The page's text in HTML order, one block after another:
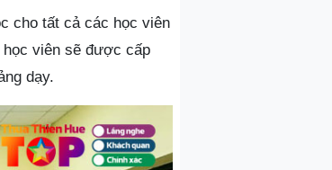
cho tất cả các học viên
học viên sẽ được cấp
dạy.